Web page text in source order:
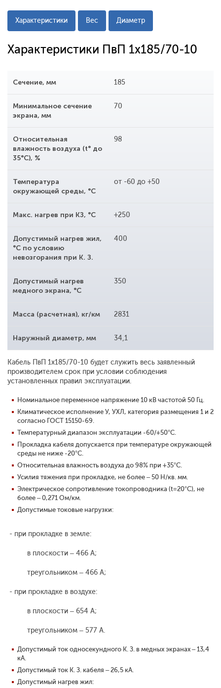
Характеристики Вес Диаметр
Характеристики ПвП 1x185/70-10
Сечение, мм 185
Минимальное сечение
экрана, мм
70
Относительная
влажность воздуха (t° до
35°С), %
98
Температура
окружающей среды, °С
от -60 до +50
Макс. нагрев при КЗ, °С +250
Допустимый нагрев жил,
°С по условию
невозгорания при К. З.
400
Допустимый нагрев
медного экрана, °С
350
Масса (расчетная), кг/км 2831
Наружный диаметр, мм 34,1
Кабель ПвП 1x185/70-10 будет служить весь заявленный
производителем срок при условии соблюдения
установленных правил эксплуатации.
Номинальное переменное напряжение 10 кВ частотой 50 Гц.
Климатическое исполнение У, УХЛ, категория размещения 1 и 2
согласно ГОСТ 15150-69.
Температурный диапазон эксплуатации -60/+50°С.
Прокладка кабеля допускается при температуре окружающей
среды не ниже -20°С.
Относительная влажность воздуха до 98% при +35°С.
Усилия тяжения при прокладке, не более – 50 Н/кв. мм.
Электрическое сопротивление токопроводника (t=20°С), не
более – 0,271 Ом/км.
Допустимые токовые нагрузки:
- при прокладке в земле:
в плоскости – 466 А;
треугольником – 466 А;
- при прокладке в воздухе:
в плоскости – 654 А;
треугольником – 577 А.
Допустимый ток односекундного К. З. в медных экранах – 13,4
кА.
Допустимый ток К. З. кабеля – 26,5 кА.
Допустимый нагрев жил: